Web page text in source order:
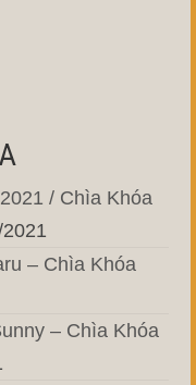
/ Chìa Khóa
– Chìa Khóa
– Chìa Khóa